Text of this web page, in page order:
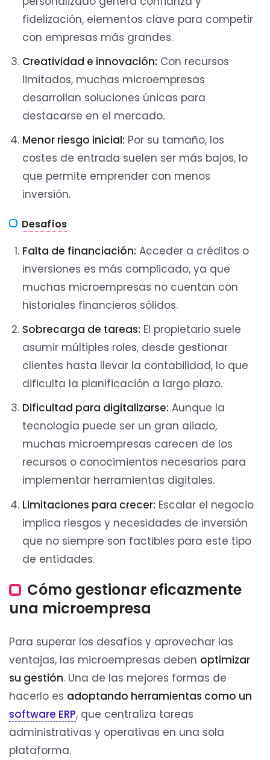
fidelización, elementos clave para competir
con empresas más grandes.
Creatividad e innovación: Con recursos
limitados, muchas microempresas
desarrollan soluciones únicas para
destacarse en el mercado.
Menor riesgo inicial: Por su tamaño, los
costes de entrada suelen ser más bajos, lo
que permite emprender con menos
inversión.
Desafíos
Falta de financiación: Acceder a créditos o
inversiones es más complicado, ya que
muchas microempresas no cuentan con
historiales financieros sólidos.
Sobrecarga de tareas: El propietario suele
asumir múltiples roles, desde gestionar
clientes hasta llevar la contabilidad, lo que
dificulta la planificación a largo plazo.
Dificultad para digitalizarse: Aunque la
tecnología puede ser un gran aliado,
muchas microempresas carecen de los
recursos o conocimientos necesarios para
implementar herramientas digitales.
Limitaciones para crecer: Escalar el negocio
implica riesgos y necesidades de inversión
que no siempre son factibles para este tipo
de entidades.
Cómo gestionar eficazmente
una microempresa
Para superar los desafíos y aprovechar las
ventajas, las microempresas deben optimizar
su gestión. Una de las mejores formas de
hacerlo es adoptando herramientas como un
software ERP, que centraliza tareas
administrativas y operativas en una sola
plataforma.